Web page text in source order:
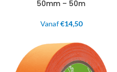
50mm – 50m
Vanaf€14,50